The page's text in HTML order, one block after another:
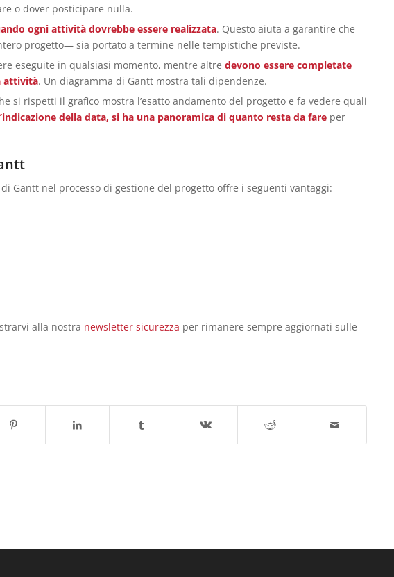
o dover posticipare nulla.
ogni attività dovrebbe essere realizzata. Questo aiuta a garantire che
progetto— sia portato a termine nelle tempistiche previste.
eseguite in qualsiasi momento, mentre altre devono essere completate
attività. Un diagramma di Gantt mostra tali dipendenze.
si rispetti il grafico mostra l’esatto andamento del progetto e fa vedere quali
della data, si ha una panoramica di quanto resta da fare per
Gantt nel processo di gestione del progetto offre i seguenti vantaggi:
alla nostra newsletter sicurezza per rimanere sempre aggiornati sulle